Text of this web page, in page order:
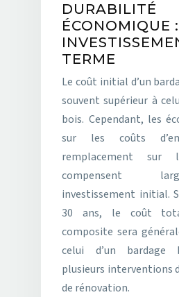
DURABILITÉ
ÉCONOMIQUE
TERME
Le coût initial d’un
souvent supérieur à
bois. Cependant, les
sur les coûts
remplacement
compensent
investissement initial.
30 ans, le coût
composite sera
celui d’un bardage
plusieurs interventions
de rénovation.